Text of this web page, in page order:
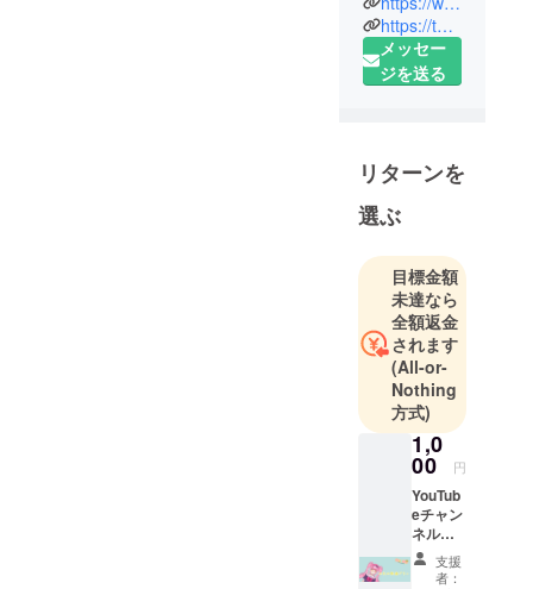
日々頑張っ
てます！
https://twitter.com/Kisaragi_rion_V
メッセー
ジを送る
リターンを
選ぶ
目標金額
未達なら
全額返金
されます
(All-or-
Nothing
方式)
1,0
00 円
YouTub
eチャン
ネルに
て支援
者様の
支援
者：